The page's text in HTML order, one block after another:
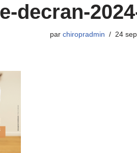
decran-
par chiropradmin 24